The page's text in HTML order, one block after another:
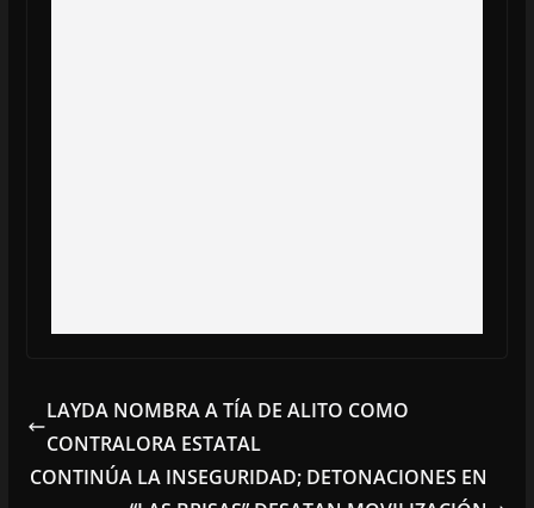
LAYDA NOMBRA A TÍA DE ALITO COMO
CONTRALORA ESTATAL
CONTINÚA LA INSEGURIDAD; DETONACIONES EN